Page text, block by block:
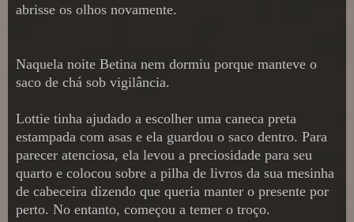
abrisse os olhos novamente.
Naquela noite Betina nem dormiu porque manteve o
saco de chá sob vigilância.
Lottie tinha ajudado a escolher uma caneca preta
estampada com asas e ela guardou o saco dentro. Para
parecer atenciosa, ela levou a preciosidade para seu
quarto e colocou sobre a pilha de livros da sua mesinha
de cabeceira dizendo que queria manter o presente por
perto. No entanto, começou a temer o troço.